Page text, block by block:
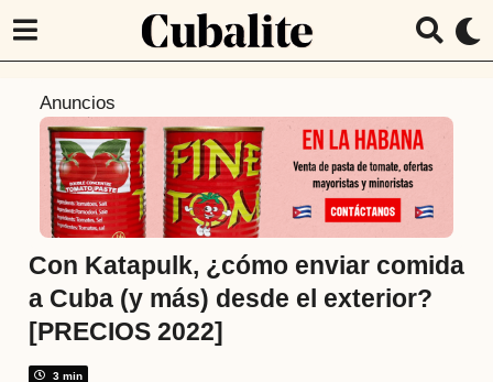
t
á
s
4
Anuncios
Con Katapulk, ¿cómo enviar comida
a Cuba (y más) desde el exterior?
[PRECIOS 2022]
3 min